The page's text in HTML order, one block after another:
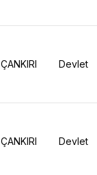
ÇANKIRI Devlet
ÇANKIRI Devlet